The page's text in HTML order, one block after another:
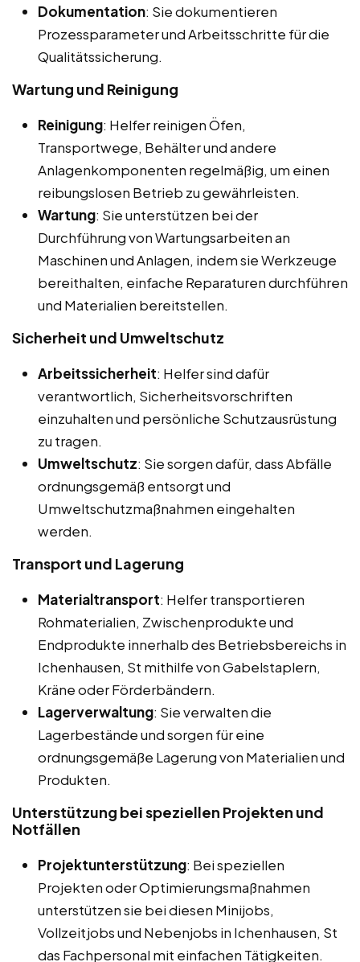
Dokumentation: Sie dokumentieren
Prozessparameter und Arbeitsschritte für die
Qualitätssicherung.
Wartung und Reinigung
Reinigung: Helfer reinigen Öfen,
Transportwege, Behälter und andere
Anlagenkomponenten regelmäßig, um einen
reibungslosen Betrieb zu gewährleisten.
Wartung: Sie unterstützen bei der
Durchführung von Wartungsarbeiten an
Maschinen und Anlagen, indem sie Werkzeuge
bereithalten, einfache Reparaturen durchführen
und Materialien bereitstellen.
Sicherheit und Umweltschutz
Arbeitssicherheit: Helfer sind dafür
verantwortlich, Sicherheitsvorschriften
einzuhalten und persönliche Schutzausrüstung
zu tragen.
Umweltschutz: Sie sorgen dafür, dass Abfälle
ordnungsgemäß entsorgt und
Umweltschutzmaßnahmen eingehalten
werden.
Transport und Lagerung
Materialtransport: Helfer transportieren
Rohmaterialien, Zwischenprodukte und
Endprodukte innerhalb des Betriebsbereichs in
Ichenhausen, St mithilfe von Gabelstaplern,
Kräne oder Förderbändern.
Lagerverwaltung: Sie verwalten die
Lagerbestände und sorgen für eine
ordnungsgemäße Lagerung von Materialien und
Produkten.
Unterstützung bei speziellen Projekten und
Notfällen
Projektunterstützung: Bei speziellen
Projekten oder Optimierungsmaßnahmen
unterstützen sie bei diesen Minijobs,
Vollzeitjobs und Nebenjobs in Ichenhausen, St
das Fachpersonal mit einfachen Tätigkeiten.